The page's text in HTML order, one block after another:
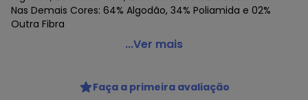
Nas Demais Cores: 64% Algodão, 34% Poliamida e 02%
Outra Fibra
Puket - Sapatilha Antiderrapante Puket 7239
Colecao : FEMININA
...Ver mais
Faça a primeira avaliação